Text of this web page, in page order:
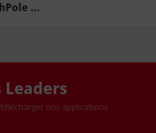
...
nos applications